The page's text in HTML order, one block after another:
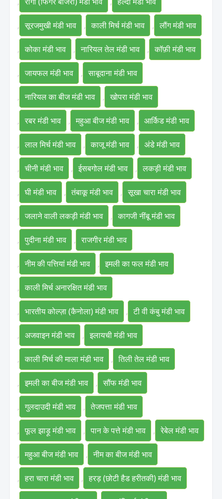
, सूरजमुखी मंडी भाव , काली मिर्च मंडी भाव , लौंग मंडी भाव
, कोका मंडी भाव , नारियल तेल मंडी भाव , कॉफ़ी मंडी भाव
, जायफल मंडी भाव , साबूदाना मंडी भाव
, नारियल का बीज मंडी भाव , खोपरा मंडी भाव
, रबर मंडी भाव , महुआ बीज मंडी भाव , आर्किड मंडी भाव
, लाल मिर्च मंडी भाव , काजू मंडी भाव , अंडे मंडी भाव
, चीनी मंडी भाव , ईसबगोल मंडी भाव , लकड़ी मंडी भाव
, घी मंडी भाव , तंबाकू मंडी भाव , सूखा चारा मंडी भाव
, जलाने वाली लकड़ी मंडी भाव , कागजी नींबू मंडी भाव
, पुदीना मंडी भाव , राजगीर मंडी भाव
, नीम की पत्तियां मंडी भाव , इमली का फल मंडी भाव
, काली मिर्च अनारक्षित मंडी भाव
, भारतीय कोल्ज़ा (कैनोला) मंडी भाव , टी वी कंबु मंडी भाव
, अजवाइन मंडी भाव , इलायची मंडी भाव
, काली मिर्च की माला मंडी भाव , तिली तेल मंडी भाव
, इमली का बीज मंडी भाव , सौंफ मंडी भाव
, गुलदाउदी मंडी भाव , तेजपत्ता मंडी भाव
, फूल झाड़ू मंडी भाव , पान के पत्ते मंडी भाव , रेबेल मंडी भाव
, महुआ बीज मंडी भाव , नीम का बीज मंडी भाव
, हरा चारा मंडी भाव , हरड़ (छोटी हैड हरीतकी) मंडी भाव